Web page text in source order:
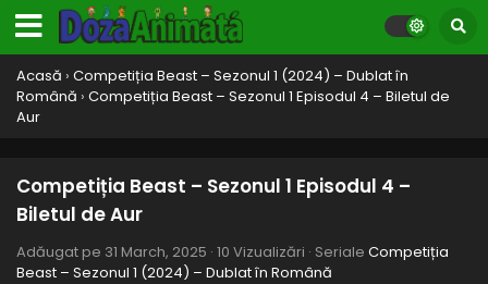
Acasă › Competiția Beast – Sezonul 1 (2024) – Dublat în
Română › Competiția Beast – Sezonul 1 Episodul 4 – Biletul de
Aur
Competiția Beast – Sezonul 1 Episodul 4 –
Biletul de Aur
Adăugat pe 31 March, 2025 · 10 Vizualizări · Seriale Competiția
Beast – Sezonul 1 (2024) – Dublat în Română